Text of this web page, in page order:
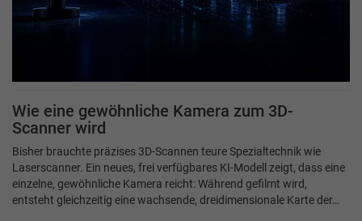
Wie eine gewöhnliche Kamera zum 3D-
Scanner wird
Bisher brauchte präzises 3D-Scannen teure Spezialtechnik wie
Laserscanner. Ein neues, frei verfügbares KI-Modell zeigt, dass eine
einzelne, gewöhnliche Kamera reicht: Während gefilmt wird,
entsteht gleichzeitig eine wachsende, dreidimensionale Karte der…